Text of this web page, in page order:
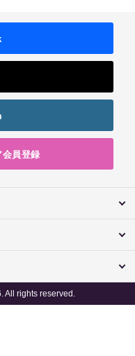
員登録
All rights reserved.